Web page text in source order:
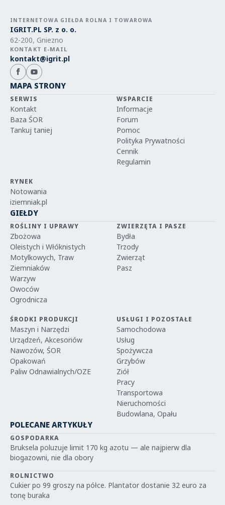
INTERNETOWA GIEŁDA ROLNA I TOWAROWA
IGRIT.PL SP. z o. o.
62-200, Gniezno
KONTAKT E-MAIL
kontakt@igrit.pl
MAPA STRONY
SERWIS
Kontakt
Baza ŚOR
Tankuj taniej
WSPARCIE
Informacje
Forum
Pomoc
Polityka Prywatności
Cennik
Regulamin
RYNEK
Notowania
iziemniak.pl
GIEŁDY
ROŚLINY I UPRAWY
Zbożowa
Oleistych i Włóknistych
Motylkowych, Traw
Ziemniaków
Warzyw
Owoców
Ogrodnicza
ZWIERZĘTA I PASZE
Bydła
Trzody
Zwierząt
Pasz
ŚRODKI PRODUKCJI
Maszyn i Narzędzi
Urządzeń, Akcesoriów
Nawozów, ŚOR
Opakowań
Paliw Odnawialnych/OZE
USŁUGI I POZOSTAŁE
Samochodowa
Usług
Spożywcza
Grzybów
Ziół
Pracy
Transportowa
Nieruchomości
Budowlana, Opału
POLECANE ARTYKUŁY
GOSPODARKA
Bruksela poluzuje limit 170 kg azotu — ale najpierw dla
biogazowni, nie dla obory
ROLNICTWO
Cukier po 99 groszy na półce. Plantator dostanie 32 euro za
tonę buraka